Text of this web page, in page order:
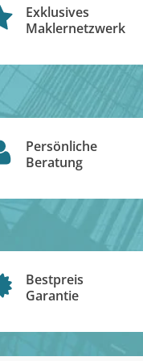
Exklusives
Maklernetzwerk
Persönliche
Beratung
Bestpreis
Garantie